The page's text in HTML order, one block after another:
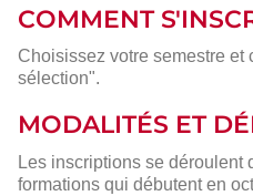
COMMENT
Choisissez votre semestre et
sélection".
MODALITÉS ET
Les inscriptions se déroulent
formations qui débutent en